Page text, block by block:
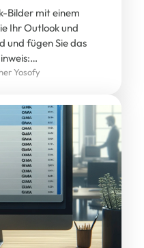
Bilder mit einem
Ihr Outlook und
und fügen Sie das
Yosofy